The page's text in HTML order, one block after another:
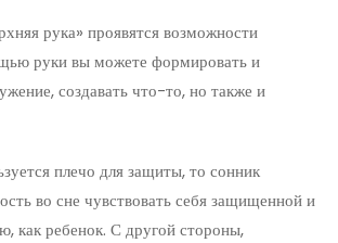
рука» проявятся возможности
руки вы можете формировать и
создавать что-то, но также и
плечо для защиты, то сонник
во сне чувствовать себя защищенной и
как ребенок. С другой стороны,